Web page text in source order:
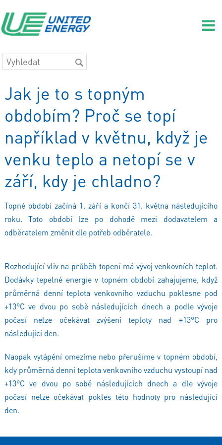
Jak je to s topným
obdobím? Proč se topí
například v květnu, když je
venku teplo a netopí se v
září, kdy je chladno?
Topné období začíná 1. září a končí 31. května následujícího
roku. Toto období lze po dohodě mezi dodavatelem a
odběratelem změnit dle potřeb odběratele.
Rozhodující vliv na průběh topení má vývoj venkovních teplot.
Dodávky tepelné energie v topném období zahajujeme, když
průměrná denní teplota venkovního vzduchu poklesne pod
+13°C ve dvou po sobě následujících dnech a podle vývoje
počasí nelze očekávat zvýšení teploty nad +13°C pro
následující den.
Naopak vytápění omezíme nebo přerušíme v topném období,
kdy průměrná denní teplota venkovního vzduchu vystoupí nad
+13°C ve dvou po sobě následujících dnech a dle vývoje
počasí nelze očekávat pokles této hodnoty pro následující
den.